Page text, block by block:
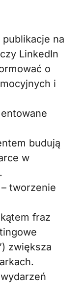
na
LinkedIn
o
i
budują
w
tworzenie
fraz
zwiększa